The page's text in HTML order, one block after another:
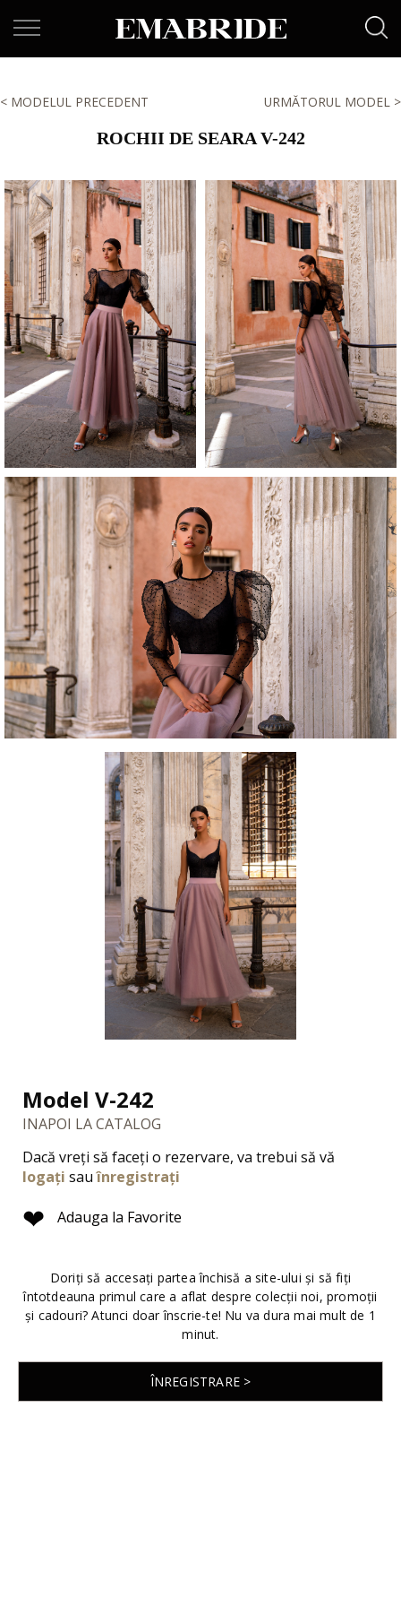
< MODELUL PRECEDENT URMĂTORUL MODEL >
ROCHII DE SEARA V-242
Model V-242
INAPOI LA CATALOG
Dacă vreți să faceți o rezervare, va trebui să vă
logați sauînregistrați
❤ Adauga la Favorite
Doriți să accesați partea închisă a site-ului și să fiți
întotdeauna primul care a aflat despre colecții noi, promoții
și cadouri? Atunci doar înscrie-te! Nu va dura mai mult de 1
minut.
ÎNREGISTRARE >